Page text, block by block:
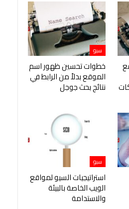
سيو
خطوات تحسين ظهور اسم
الموقع بدلاً من الرابط في
نتائج بحث جوجل
سيو
استراتيجيات السيو لمواقع
الويب الخاصة بالبيئة
والاستدامة